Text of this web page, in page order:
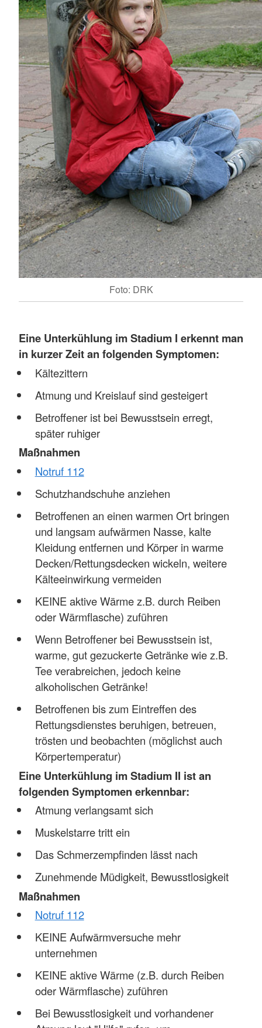
Foto: DRK
Eine Unterkühlung im Stadium I erkennt man
in kurzer Zeit an folgenden Symptomen:
Kältezittern
Atmung und Kreislauf sind gesteigert
Betroffener ist bei Bewusstsein erregt,
später ruhiger
Maßnahmen
Notruf 112
Schutzhandschuhe anziehen
Betroffenen an einen warmen Ort bringen
und langsam aufwärmen Nasse, kalte
Kleidung entfernen und Körper in warme
Decken/Rettungsdecken wickeln, weitere
Kälteeinwirkung vermeiden
KEINE aktive Wärme z.B. durch Reiben
oder Wärmflasche) zuführen
Wenn Betroffener bei Bewusstsein ist,
warme, gut gezuckerte Getränke wie z.B.
Tee verabreichen, jedoch keine
alkoholischen Getränke!
Betroffenen bis zum Eintreffen des
Rettungsdienstes beruhigen, betreuen,
trösten und beobachten (möglichst auch
Körpertemperatur)
Eine Unterkühlung im Stadium II ist an
folgenden Symptomen erkennbar:
Atmung verlangsamt sich
Muskelstarre tritt ein
Das Schmerzempfinden lässt nach
Zunehmende Müdigkeit, Bewusstlosigkeit
Maßnahmen
Notruf 112
KEINE Aufwärmversuche mehr
unternehmen
KEINE aktive Wärme (z.B. durch Reiben
oder Wärmflasche) zuführen
Bei Bewusstlosigkeit und vorhandener